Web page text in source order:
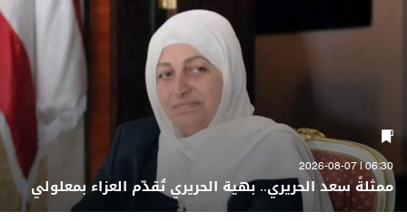
06:30 | 2026-08-07
ممثلةً سعد الحريري.. بهية الحريري تُقدّم العزاء بمعلولي